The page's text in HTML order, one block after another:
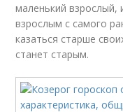
маленький
взрослым с самого
казаться старше
станет старым.